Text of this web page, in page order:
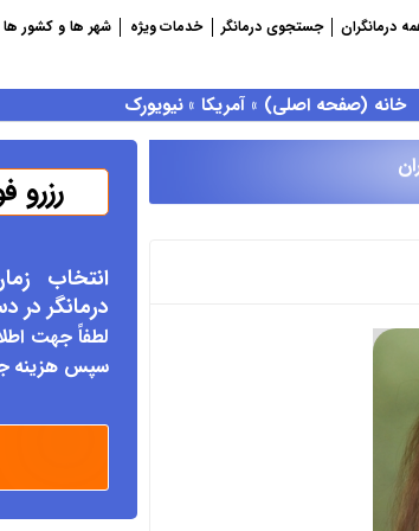
درمانگران جستجوی درمانگر خدمات ویژه شهر ها و کشور ها
خانه (صفحه اصلی) » آمریکا»نیویورک
رزرو
انتخاب
درمانگر در
لطفاً جهت
سپس هزینه